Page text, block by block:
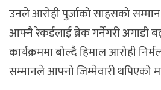
उनले आरोही पुर्जाको साहसको
आफ्नै रेकर्डलाई ब्रेक गर्नेगरी अगाडी
कार्यक्रममा बोल्दै हिमाल आरोही
सम्मानले आफ्नो जिम्मेवारी थपिएको